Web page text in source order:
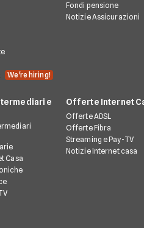
We're hiring!
Fondi pensione
Notizie Assicurazioni
e
Casa
Offerte Internet
Offerte ADSL
Offerte Fibra
Streaming e Pay-TV
Notizie Internet casa